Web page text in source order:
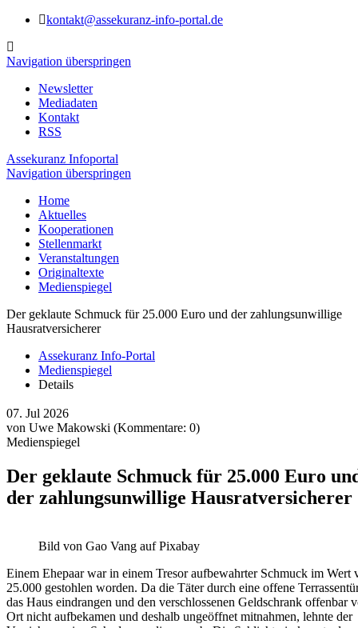
kontakt@assekuranz-info-portal.de
Navigation überspringen
Newsletter
Mediadaten
Kontakt
RSS
Assekuranz Infoportal
Navigation überspringen
Home
Aktuelles
Kooperationen
Stellenmarkt
Veranstaltungen
Originaltexte
Medienspiegel
Der geklaute Schmuck für 25.000 Euro und der zahlungsunwillige
Hausratversicherer
Assekuranz Info-Portal
Medienspiegel
Details
07. Jul 2026
von Uwe Makowski (Kommentare: 0)
Medienspiegel
Der geklaute Schmuck für 25.000 Euro
der zahlungsunwillige Hausratversicherer
Bild von Gao Vang auf Pixabay
Einem Ehepaar war in einem Tresor aufbewahrter Schmuck im Wert
25.000 gestohlen worden. Da die Täter durch eine offene
das Haus eindrangen und den verschlossenen Geldschrank offenbar
Ort nicht aufbekamen und deshalb ungeöffnet mitnahmen, lehnte der